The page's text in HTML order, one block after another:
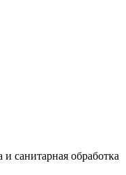
и санитарная обработка